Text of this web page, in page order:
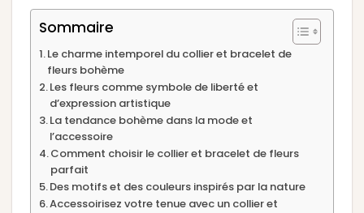
Sommaire
Le charme intemporel du collier et bracelet de
fleurs bohème
Les fleurs comme symbole de liberté et
d’expression artistique
La tendance bohème dans la mode et
l’accessoire
Comment choisir le collier et bracelet de fleurs
parfait
Des motifs et des couleurs inspirés par la nature
Accessoirisez votre tenue avec un collier et